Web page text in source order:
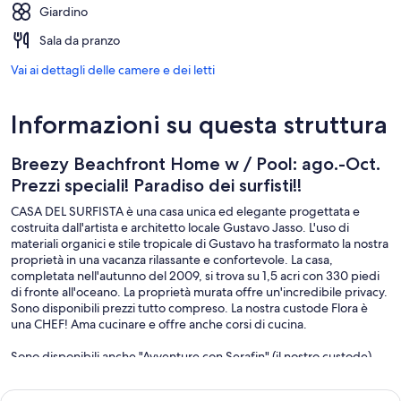
Giardino
Sala da pranzo
Vai ai dettagli delle camere e dei letti
Informazioni su questa struttura
Breezy Beachfront Home w / Pool: ago.-Oct.
Prezzi speciali! Paradiso dei surfisti!!
CASA DEL SURFISTA è una casa unica ed elegante progettata e
costruita dall'artista e architetto locale Gustavo Jasso. L'uso di
materiali organici e stile tropicale di Gustavo ha trasformato la nostra
proprietà in una vacanza rilassante e confortevole. La casa,
completata nell'autunno del 2009, si trova su 1,5 acri con 330 piedi
di fronte all'oceano. La proprietà murata offre un'incredibile privacy.
Sono disponibili prezzi tutto compreso. La nostra custode Flora è
una CHEF! Ama cucinare e offre anche corsi di cucina.
Sono disponibili anche "Avventure con Serafin" (il nostro custode).
1. Isla Ixtpa per lo snorkeling (30 minuti) - escursione di mezza